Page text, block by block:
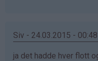
Siv - 24.03.2015 - 00:48
ja det hadde hver flott